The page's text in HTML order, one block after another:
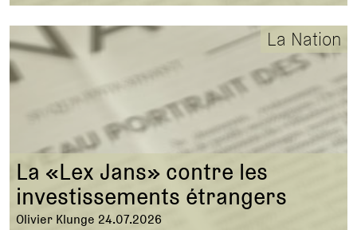
La Nation
La «Lex Jans» contre les
investissements étrangers
Olivier Klunge 24.07.2026